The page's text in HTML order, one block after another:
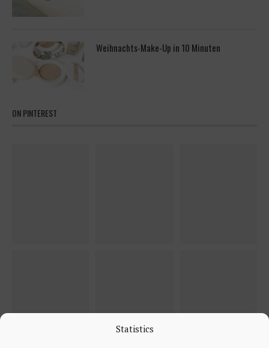
Statistics
Weihnachts-Make-Up in 10 Minuten
ON PINTEREST